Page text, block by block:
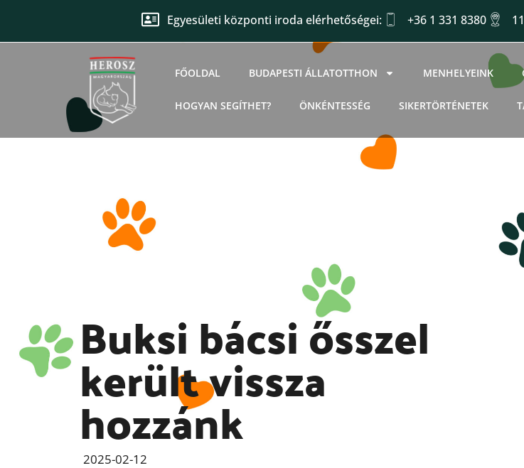
Egyesületi központi iroda elérhetőségei: +36 1 331 8380
FŐOLDAL BUDAPESTI ÁLLATOTTHON MENHELYEINK
HOGYAN SEGÍTHET? ÖNKÉNTESSÉG SIKERTÖRTÉNETEK
Buksi bácsi ősszel
került vissza
hozzánk
2025-02-12